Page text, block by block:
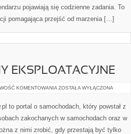
pojawiają się codzienne zadania. To
pomagająca przejść od marzenia […]
EKSPLOATACYJNE
KOMENTOWANIA OLEJE
PŁYNY
EKSPLOATACYJNE
ZOSTAŁA WYŁĄCZONA
to portal o samochodach, który powstał z
zakochanych w samochodach oraz w
z nimi zrobić, gdy przestają być tylko